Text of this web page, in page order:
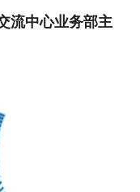
流中心业务部主